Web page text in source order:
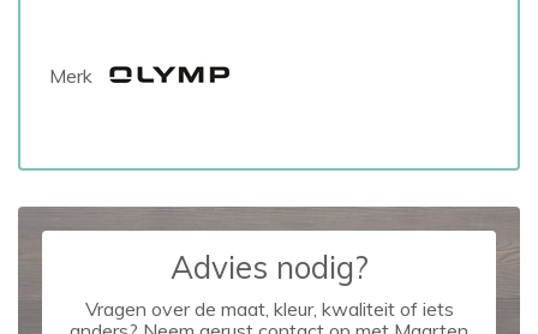
Merk
Advies nodig?
Vragen over de maat, kleur, kwaliteit of iets